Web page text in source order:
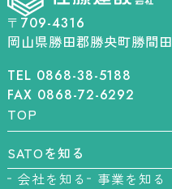
TOP
SATOを知る
会社を知る
事業を知る
〒709-4316
岡山県勝田郡勝央町勝間田
TEL 0868-38-5188
FAX 0868-72-6292